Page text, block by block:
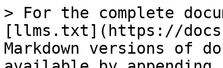
> For the complete
[llms.txt](https://
Markdown versions of